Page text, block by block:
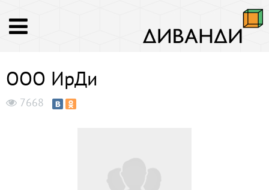
ООО ИрДи
7668